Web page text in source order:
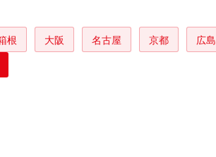
根 大阪 名古屋 京都 広島